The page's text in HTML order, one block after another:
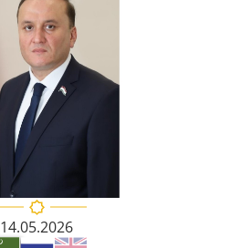
14.05.2026